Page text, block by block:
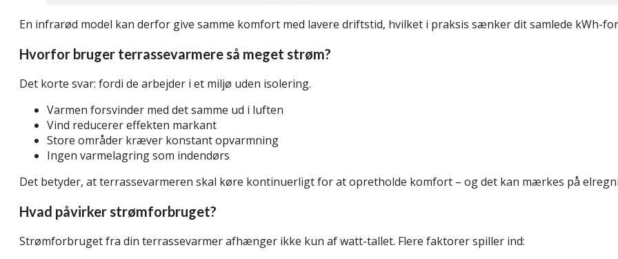
En infrarød model kan derfor give samme komfort med lavere driftstid, hvilket i praksis sænker dit samlede kWh-
Hvorfor bruger terrassevarmere så meget strøm?
Det korte svar: fordi de arbejder i et miljø uden isolering.
Varmen forsvinder med det samme ud i luften
Vind reducerer effekten markant
Store områder kræver konstant opvarmning
Ingen varmelagring som indendørs
Det betyder, at terrassevarmeren skal køre kontinuerligt for at opretholde komfort – og det kan mærkes på
Hvad påvirker strømforbruget?
Strømforbruget fra din terrassevarmer afhænger ikke kun af watt-tallet. Flere faktorer spiller ind: